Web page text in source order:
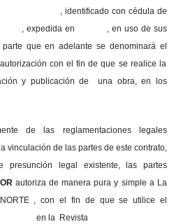
de , identificado con cédula de
, expedida en , en uso de sus
que en adelante se denominará el
con el fin de que se realice la
y publicación de una obra, en los
de las reglamentaciones legales
vinculación de las partes de este contrato,
presunción legal existente, las partes
autoriza de manera pura y simple a La
NORTE , con el fin de que se utilice el
en la Revista